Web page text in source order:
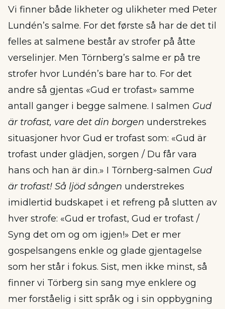
Vi finner både likheter og ulikheter med Peter
Lundén’s salme. For det første så har de det til
felles at salmene består av strofer på åtte
verselinjer. Men Törnberg’s salme er på tre
strofer hvor Lundén’s bare har to. For det
andre så gjentas «Gud er trofast» samme
antall ganger i begge salmene. I salmen Gud
är trofast, vare det din borgen understrekes
situasjoner hvor Gud er trofast som: «Gud är
trofast under glädjen, sorgen / Du får vara
hans och han är din.» I Törnberg-salmen Gud
är trofast! Så ljöd sången understrekes
imidlertid budskapet i et refreng på slutten av
hver strofe: «Gud er trofast, Gud er trofast /
Syng det om og om igjen!» Det er mer
gospelsangens enkle og glade gjentagelse
som her står i fokus. Sist, men ikke minst, så
finner vi Törberg sin sang mye enklere og
mer forståelig i sitt språk og i sin oppbygning